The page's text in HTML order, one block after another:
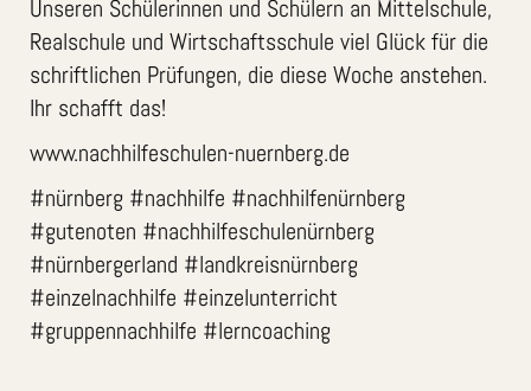
Unseren Schülerinnen und Schülern an Mittelschule,
Realschule und Wirtschaftsschule viel Glück für die
schriftlichen Prüfungen, die diese Woche anstehen.
Ihr schafft das!
www.nachhilfeschulen-nuernberg.de
#nürnberg #nachhilfe #nachhilfenürnberg
#gutenoten #nachhilfeschulenürnberg
#nürnbergerland #landkreisnürnberg
#einzelnachhilfe #einzelunterricht
#gruppennachhilfe #lerncoaching